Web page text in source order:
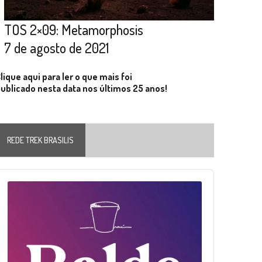
TOS 2×09: Metamorphosis
7 de agosto de 2021
aqui para ler o que mais foi
nesta data nos últimos 25 anos!
REDE TREK BRASILIS
Player